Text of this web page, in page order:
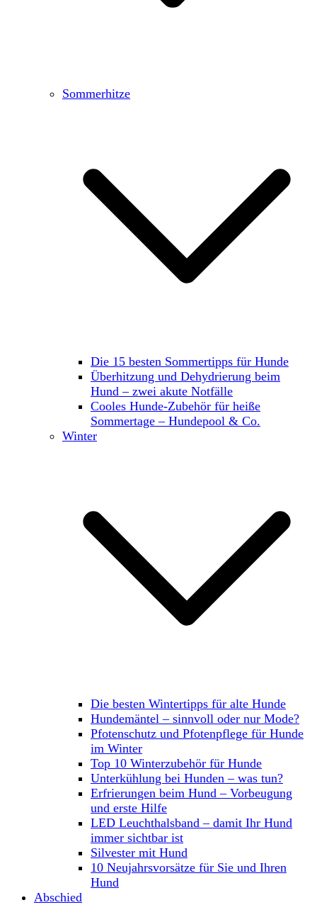
Sommerhitze
Die 15 besten Sommertipps für Hunde
Überhitzung und Dehydrierung beim
Hund – zwei akute Notfälle
Cooles Hunde-Zubehör für heiße
Sommertage – Hundepool & Co.
Winter
Die besten Wintertipps für alte Hunde
Hundemäntel – sinnvoll oder nur Mode?
Pfotenschutz und Pfotenpflege für Hunde
im Winter
Top 10 Winterzubehör für Hunde
Unterkühlung bei Hunden – was tun?
Erfrierungen beim Hund – Vorbeugung
und erste Hilfe
LED Leuchthalsband – damit Ihr Hund
immer sichtbar ist
Silvester mit Hund
10 Neujahrsvorsätze für Sie und Ihren
Hund
Abschied